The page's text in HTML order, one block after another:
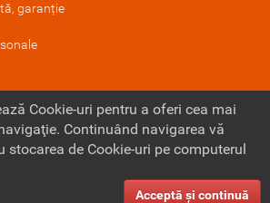
garanție
Cookie-uri pentru a oferi cea mai
Continuând navigarea vă
stocarea de Cookie-uri pe computerul
Acceptă şi continuă